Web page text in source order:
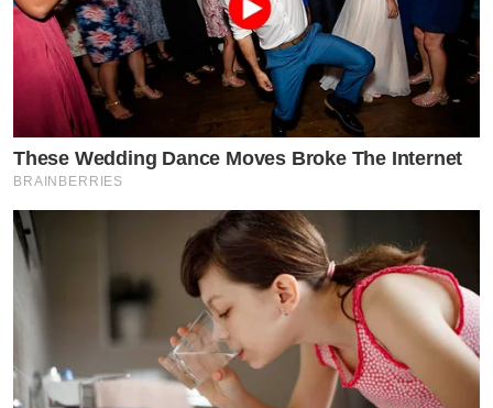
These Wedding Dance Moves Broke The Internet
BRAINBERRIES